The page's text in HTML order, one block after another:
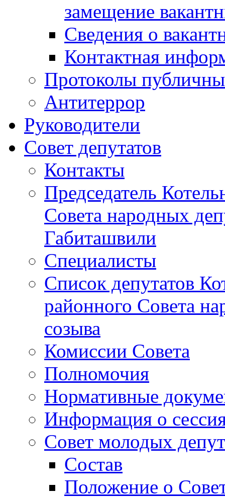
замещение
Сведения о
Контактная
Протоколы
Антитеррор
Руководители
Совет депутатов
Контакты
Председатель
Совета народных
Габиташвили
Специалисты
Список депутатов
районного Совета
созыва
Комиссии Совета
Полномочия
Нормативные
Информация о
Совет молодых
Состав
Положение о